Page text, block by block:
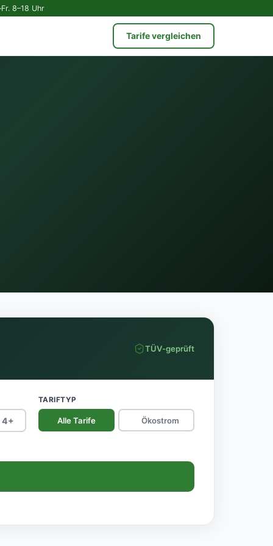
8–18 Uhr
Tarife vergleichen
TÜV-geprüft
4+
TARIFTYP
Alle Tarife Ökostrom